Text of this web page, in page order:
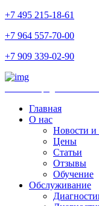
+7 495 215-18-61
+7 964 557-70-00
+7 909 339-02-90
Главная
О нас
Новости и
Цены
Статьи
Отзывы
Обучение
Обслуживание